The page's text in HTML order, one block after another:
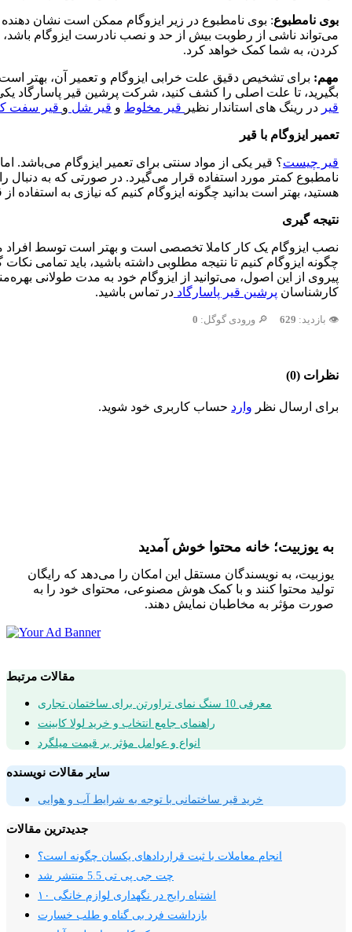
بوی نامطبوع: بوی نامطبوع در زیر ایزوگام ممکن است نشان
می‌تواند ناشی از رطوبت بیش از حد و نصب نادرست ایزوگام
کردن، به شما کمک خواهد کرد.
مهم: برای تشخیص دقیق علت خرابی ایزوگام و تعمیر آن، بهتر
بگیرید، تا علت اصلی را کشف کنید، شرکت پرشین قیر پاسارگاد
قیر در رینگ های استاندار نظیر قیر مخلوط و قیر شل و قیر سفت
تعمیر ایزوگام با قیر
قیر چیست؟ قیر یکی از مواد سنتی برای تعمیر ایزوگام
نامطبوع کمتر مورد استفاده قرار می‌گیرد. در صورتی که به دنبال
هستید، بهتر است بدانید چگونه ایزوگام کنیم که نیازی به استفاده از
نتیجه‌ گیری
نصب ایزوگام یک کار کاملا تخصصی است و بهتر است توسط افراد
چگونه ایزوگام کنیم تا نتیجه مطلوبی داشته باشید، باید تمامی
پیروی از این اصول، می‌توانید از ایزوگام خود به مدت طولانی
کارشناسان پرشین قیر پاسارگاد در تماس باشید.
👁️ بازدید: 629 🔎 ورودی گوگل: 0
نظرات (0)
برای ارسال نظر وارد حساب کاربری خود شوید.
به یوزبیت؛ خانه محتوا خوش آمدید
یوزبیت، به نویسندگان مستقل این امکان را می‌دهد که رایگان
تولید محتوا کنند و با کمک هوش مصنوعی، محتوای خود را به
صورت مؤثر به مخاطبان نمایش دهند.
مقالات مرتبط
معرفی 10 سنگ نمای تراورتن برای ساختمان تجاری
راهنمای جامع انتخاب و خرید لولا کابینت
انواع و عوامل مؤثر بر قیمت میلگرد
سایر مقالات نویسنده
خرید قیر ساختمانی با توجه به شرایط آب و هوایی
جدیدترین مقالات
انجام معاملات با ثبت قراردادهای یکسان چگونه است؟
چت جی پی تی 5.5 منتشر شد
۱۰ اشتباه رایج در نگهداری لوازم خانگی
بازداشت فرد بی گناه و طلب خسارت